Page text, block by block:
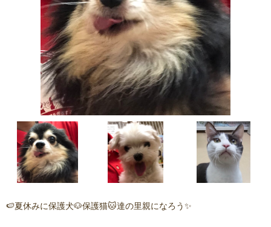
🍉夏休みに保護犬🐶保護猫🐱達の里親になろう✨